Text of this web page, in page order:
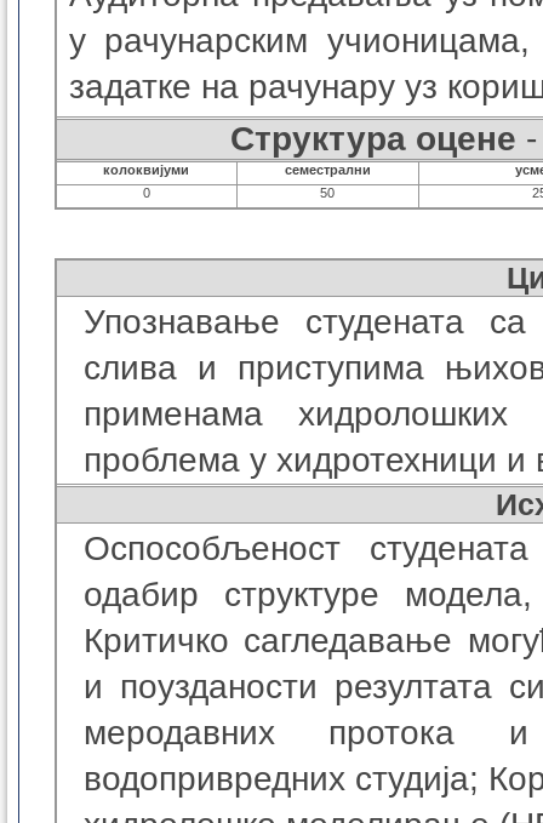
у рачунарским
задатке на рачунару уз
Структура оцене
колоквијуми семестрални
0
50
Упознавање студената
слива и приступима
применама
проблема у хидротехници и
Оспособљеност
одабир структуре
Критичко сагледавање
и поузданости резултата
меродавних протока
водопривредних студија;